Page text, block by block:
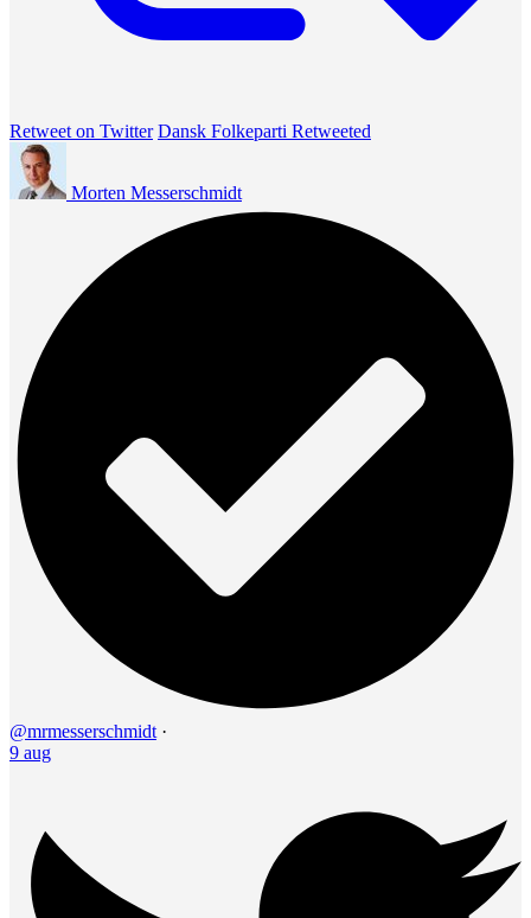
Retweet on Twitter Dansk Folkeparti Retweeted
Morten Messerschmidt
@mrmesserschmidt ·
9 aug